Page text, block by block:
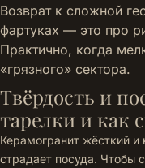
Возврат к сложной
фартуках — это про
Практично, когда
«грязного» сектора.
Твёрдость и
тарелки и как
Керамогранит жёсткий
страдает посуда. Чтобы